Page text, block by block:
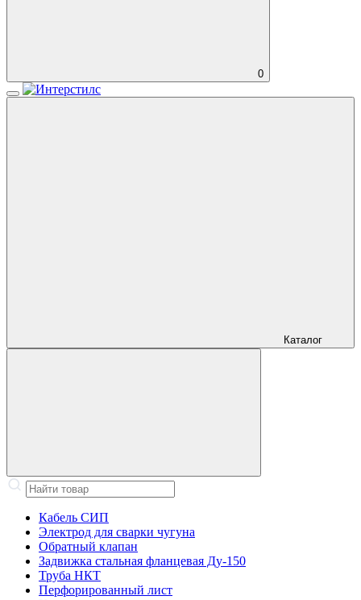
0
Каталог
Кабель СИП
Электрод для сварки чугуна
Обратный клапан
Задвижка стальная фланцевая Ду-150
Труба НКТ
Перфорированный лист